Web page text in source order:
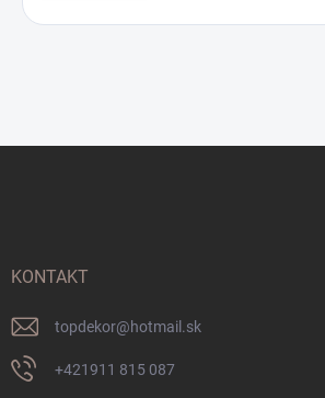
KONTAKT
topdekor@hotmail.sk
+421911 815 087